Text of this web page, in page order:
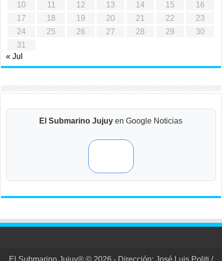
10
11 12 13 14 15
16
17
18 19 20 21 22
23
24
25 26 27 28 29
30
31
« Jul
El Submarino Jujuy en Google Noticias